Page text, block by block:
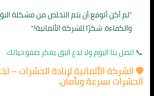
“لم أكن أتوقع أن يتم التخلص من مشكلة
والكفاءة. شكرًا للشركة الألمانية!”
📞 اتصل بنا اليوم ولا تدع البق يعكر صفو حياتك.
🛡️ الشركة الألمانية لإبادة الحشرات –
الحشرات بسرعة وبأمان.